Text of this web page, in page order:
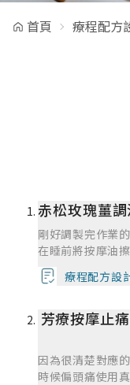
首頁 療程配方
赤松玫瑰薑
剛好調製完作業
在睡前將按摩油
來後腰的痠痛在
還有薑的功效能
療程配方設
芳療按摩止
因為很清楚對應
時候偏頭痛使用